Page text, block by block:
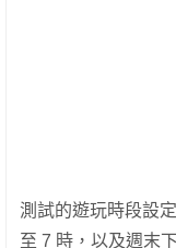
測試的遊玩時段設
至 7 時，以及週末